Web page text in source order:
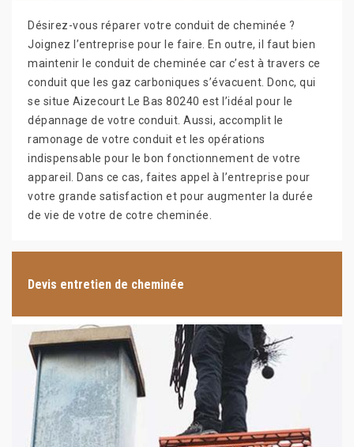
Désirez-vous réparer votre conduit de cheminée ?
Joignez l’entreprise pour le faire. En outre, il faut bien
maintenir le conduit de cheminée car c’est à travers ce
conduit que les gaz carboniques s’évacuent. Donc, qui
se situe Aizecourt Le Bas 80240 est l’idéal pour le
dépannage de votre conduit. Aussi, accomplit le
ramonage de votre conduit et les opérations
indispensable pour le bon fonctionnement de votre
appareil. Dans ce cas, faites appel à l’entreprise pour
votre grande satisfaction et pour augmenter la durée
de vie de votre de cotre cheminée.
Devis entretien de cheminée